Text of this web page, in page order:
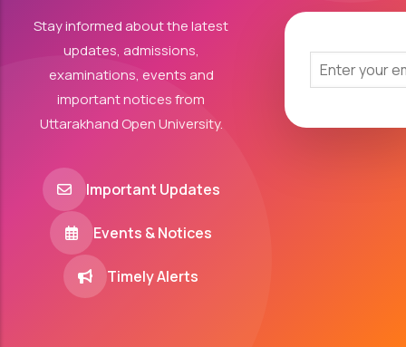
Stay informed about the latest
updates, admissions,
examinations, events and
important notices from
Uttarakhand Open University.
Important Updates
Events & Notices
Timely Alerts